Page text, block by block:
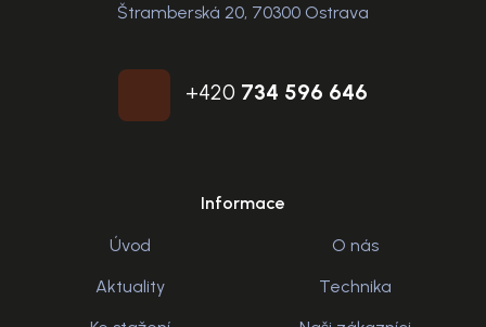
Štramberská 20, 70300 Ostrava
+420 734 596 646
Informace
Úvod
O nás
Aktuality
Technika